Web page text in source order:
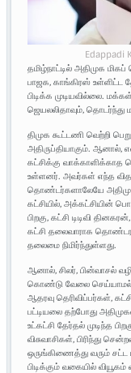
Edappadi
தமிழ்நாட்டில் அதிமுக
பாஜக, காங்கிரஸ் உள்ளிட்ட
பிடிக்க முடியவில்லை.
ஜெயலலிதாவும், தொடர்ந்து
திமுக கூட்டணி வெற்றி
அதிருப்தியாகும். ஆனால்,
கட்சிக்கு
உள்ளனர். அவர்கள் எந்த வித
தொண்டர்களாலேயே
கட்சியில், அக்கட்சியின்
பிறகு, கட்சி டிடிவி
கட்சி தலைவாராக
தலைமை நிமிர்ந்துள்ளது.
ஆனால், சிலர், பின்வாசல்
கொண்டு வேலை செய்யாமல்
ஆதரவு தெரிவிப்பர்கள்,
பட்டியலை தற்போது
உட்கட்சி தேர்தல் முடிந்த
விசுவாசிகள், பிரிந்து
ஒருங்கிணைத்து வரும்
பிடிக்கும் வகையில்